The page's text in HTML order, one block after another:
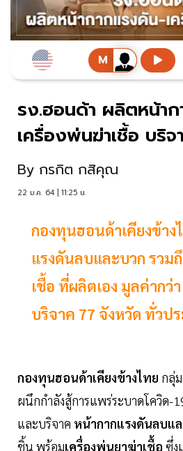
รง.ฮอนด้า ผลิตหน้า
เครื่องพ่นฆ่าเชื้อ บริ
By กรกิต กสิคุณ
22 ม.ค. 64 | 11:25 น.
กองทุนฮอนด้าเคียงข้าง
แรงดันลบและบวก รวม
เชื้อ ที่ผลิตเอง มูลค่ากว่
บริจาค 77 จังหวัด ทั่วป
กองทุนฮอนด้าเคียงข้างไทย กลุ่
ผนึกกำลังสู้การแพร่ระบาดโควิด-
และบริจาค หน้ากากแรงดันลบแ
ชิ้น พร้อมเครื่องพ่นยาฆ่าเชื้อ ซึ่ง